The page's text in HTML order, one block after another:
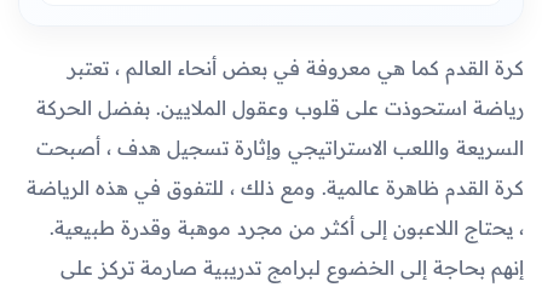
كرة القدم كما هي معروفة في بعض أنحاء العالم ، تعتبر
رياضة استحوذت على قلوب وعقول الملايين. بفضل الحركة
السريعة واللعب الاستراتيجي وإثارة تسجيل هدف ، أصبحت
كرة القدم ظاهرة عالمية. ومع ذلك ، للتفوق في هذه الرياضة
، يحتاج اللاعبون إلى أكثر من مجرد موهبة وقدرة طبيعية.
إنهم بحاجة إلى الخضوع لبرامج تدريبية صارمة تركز على